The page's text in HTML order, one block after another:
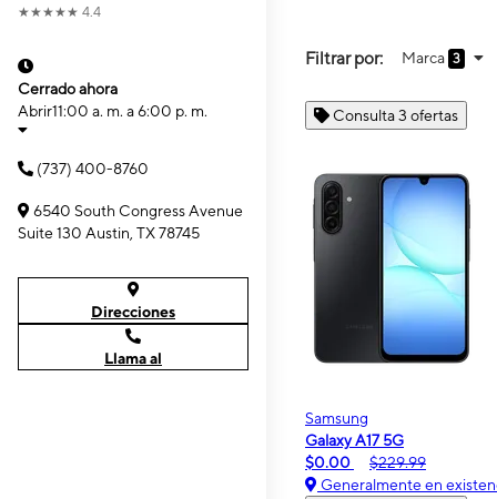
★★★★★ 4.4
Cerrado ahora
Abrir11:00 a. m. a 6:00 p. m.
(737) 400-8760
6540 South Congress Avenue
Suite 130 Austin, TX 78745
Direcciones
Llama al
Filtrar por: Marca 3
Consulta 3 ofertas
Samsung
Galaxy A17 5G
$0.00
$229.99
Generalmente en